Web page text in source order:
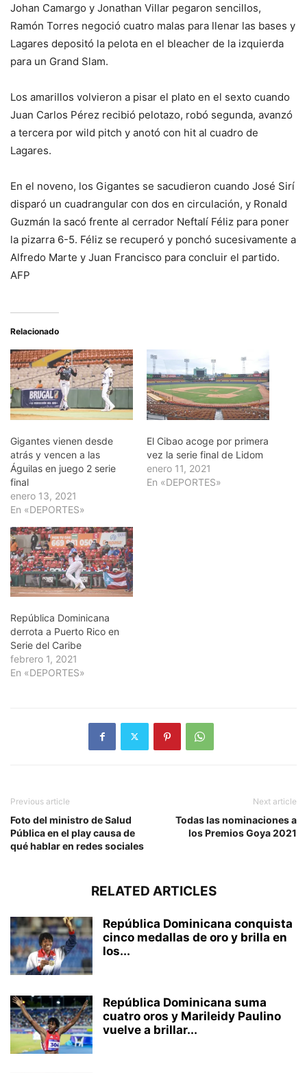
Johan Camargo y Jonathan Villar pegaron sencillos,
Ramón Torres negoció cuatro malas para llenar las bases y
Lagares depositó la pelota en el bleacher de la izquierda
para un Grand Slam.
Los amarillos volvieron a pisar el plato en el sexto cuando
Juan Carlos Pérez recibió pelotazo, robó segunda, avanzó
a tercera por wild pitch y anotó con hit al cuadro de
Lagares.
En el noveno, los Gigantes se sacudieron cuando José Sirí
disparó un cuadrangular con dos en circulación, y Ronald
Guzmán la sacó frente al cerrador Neftalí Féliz para poner
la pizarra 6-5. Féliz se recuperó y ponchó sucesivamente a
Alfredo Marte y Juan Francisco para concluir el partido.
AFP
Relacionado
Gigantes vienen desde
atrás y vencen a las
Águilas en juego 2 serie
final
enero 13, 2021
En «DEPORTES»
El Cibao acoge por primera
vez la serie final de Lidom
enero 11, 2021
En «DEPORTES»
República Dominicana
derrota a Puerto Rico en
Serie del Caribe
febrero 1, 2021
En «DEPORTES»
Previous article
Foto del ministro de Salud
Pública en el play causa de
qué hablar en redes sociales
Next article
Todas las nominaciones a
los Premios Goya 2021
RELATED ARTICLES
República Dominicana conquista
cinco medallas de oro y brilla en
los...
República Dominicana suma
cuatro oros y Marileidy Paulino
vuelve a brillar...